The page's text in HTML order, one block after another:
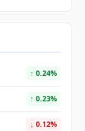
↑ 0.24%
↑ 0.23%
↓ 0.12%